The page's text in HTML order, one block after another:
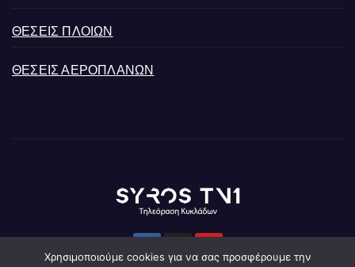
ΘΕΣΕΙΣ ΠΛΟΙΩΝ
ΘΕΣΕΙΣ ΑΕΡΟΠΛΑΝΩΝ
Χρησιμοποιούμε cookies για να σας προσφέρουμε την